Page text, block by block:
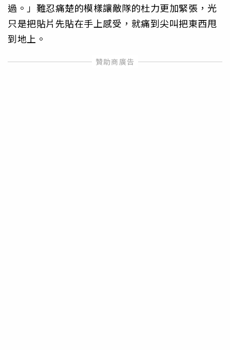
過。」難忍痛楚的模樣讓敵隊的杜力更加緊張，光
只是把貼片先貼在手上感受，就痛到尖叫把東西甩
到地上。